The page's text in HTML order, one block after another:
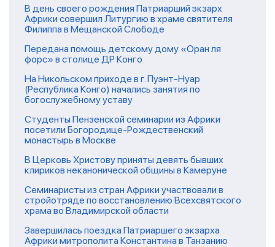
В день своего рождения Патриарший экзарх
Африки совершил Литургию в храме святителя
Филиппа в Мещанской Слободе
Передана помощь детскому дому «Оран ля
форс» в столице ДР Конго
На Никольском приходе в г. Пуэнт-Нуар
(Республика Конго) начались занятия по
богослужебному уставу
Студенты Пензенской семинарии из Африки
посетили Богородице-Рождественский
монастырь в Москве
В Церковь Христову приняты девять бывших
клириков неканонической общины в Камеруне
Семинаристы из стран Африки участвовали в
стройотряде по восстановлению Всехсвятского
храма во Владимирской области
Завершилась поездка Патриаршего экзарха
Африки митрополита Константина в Танзанию